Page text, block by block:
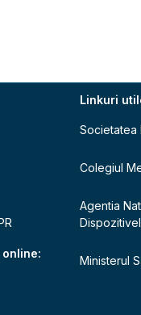
Linkuri
Societatea
Colegiul
Agentia
Ministerul